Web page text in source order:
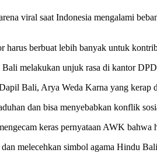
viral saat Indonesia mengalami
berbuat lebih banyak untuk
melakukan unjuk rasa di kantor
Bali, Arya Weda Karna yang kerap
dan bisa menyebabkan konflik
keras pernyataan AWK
melecehkan simbol agama Hindu